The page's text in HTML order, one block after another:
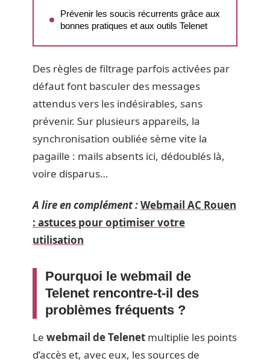
Prévenir les soucis récurrents grâce aux
bonnes pratiques et aux outils Telenet
Des règles de filtrage parfois activées par
défaut font basculer des messages
attendus vers les indésirables, sans
prévenir. Sur plusieurs appareils, la
synchronisation oubliée sème vite la
pagaille : mails absents ici, dédoublés là,
voire disparus…
A lire en complément :Webmail AC Rouen
: astuces pour optimiser votre
utilisation
Pourquoi le webmail de
Telenet rencontre-t-il des
problèmes fréquents ?
Le webmail de Telenet multiplie les points
d’accès et, avec eux, les sources de